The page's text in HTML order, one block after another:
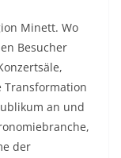
Minett. Wo
Besucher
Transformation
an und
der